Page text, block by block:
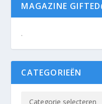
MAGAZINE
.
CATEGORIEËN